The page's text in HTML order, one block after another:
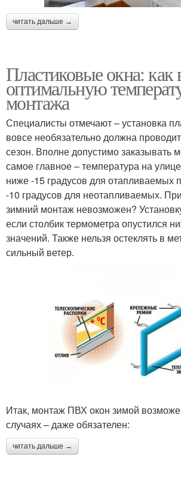
читать дальше →
Пластиковые окна: как
оптимальную
монтажа
Специалисты отмечают – установка
вовсе необязательно должна
сезон. Вполне допустимо заказывать
самое главное – температура на
ниже -15 градусов для отапливаемых
-10 градусов для неотапливаемых.
зимний монтаж невозможен?
если столбик термометра опустился
значений. Также нельзя остеклять в
сильный ветер.
Итак, монтаж ПВХ окон зимой
случаях – даже обязателен:
читать дальше →